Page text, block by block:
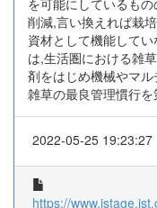
を可能にしているも
削減,言い換えれば栽
資材として機能して
は,生活圏における雑
剤をはじめ機械やマ
雑草の最良管理慣行
2022-05-25 19:23:27
https://